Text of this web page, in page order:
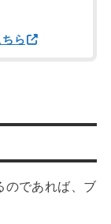
ら
のであれば、ブ